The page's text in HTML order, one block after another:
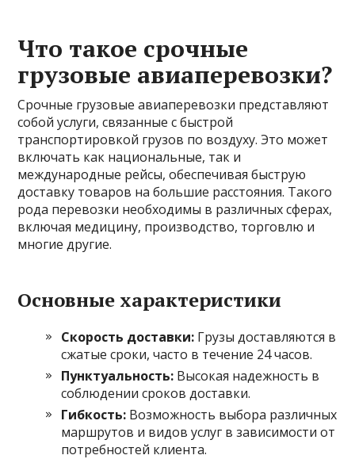
Что такое срочные
грузовые авиаперевозки?
Срочные грузовые авиаперевозки представляют
собой услуги, связанные с быстрой
транспортировкой грузов по воздуху. Это может
включать как национальные, так и
международные рейсы, обеспечивая быструю
доставку товаров на большие расстояния. Такого
рода перевозки необходимы в различных сферах,
включая медицину, производство, торговлю и
многие другие.
Основные характеристики
Скорость доставки: Грузы доставляются в
сжатые сроки, часто в течение 24 часов.
Пунктуальность: Высокая надежность в
соблюдении сроков доставки.
Гибкость: Возможность выбора различных
маршрутов и видов услуг в зависимости от
потребностей клиента.